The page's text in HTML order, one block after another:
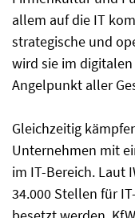
allem auf die IT
strategische und
wird sie im
Angelpunkt aller
Gleichzeitig
Unternehmen mit
im IT-Bereich. Laut
34.000 Stellen für